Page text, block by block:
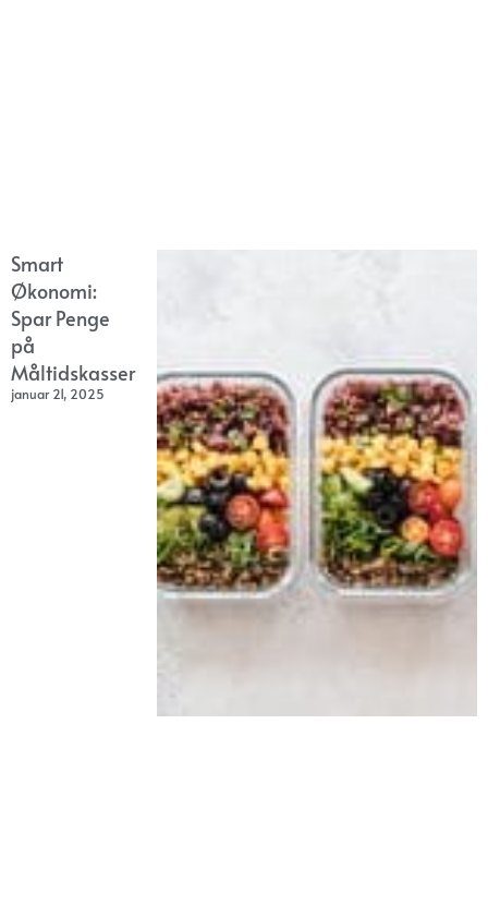
Smart
Økonomi:
Spar Penge
på
Måltidskasser
januar 21, 2025